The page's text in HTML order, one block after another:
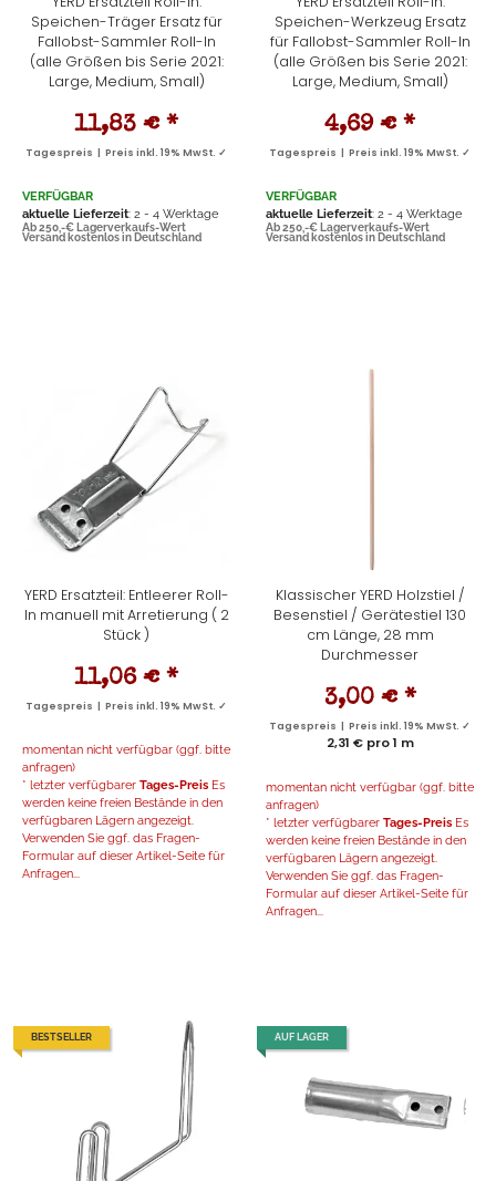
Speichen-Träger Ersatz für
Fallobst-Sammler Roll-In
(alle Größen bis Serie 2021:
Large, Medium, Small)
11,83 € *
Tagespreis | Preis inkl. 19% MwSt. ✓
VERFÜGBAR
aktuelle Lieferzeit: 2 - 4 Werktage
Ab 250,-€ Lagerverkaufs-Wert
Versand kostenlos in Deutschland
Speichen-Werkzeug Ersatz
für Fallobst-Sammler Roll-In
(alle Größen bis Serie 2021:
Large, Medium, Small)
4,69 € *
Tagespreis | Preis inkl. 19% MwSt. ✓
VERFÜGBAR
aktuelle Lieferzeit: 2 - 4 Werktage
Ab 250,-€ Lagerverkaufs-Wert
Versand kostenlos in Deutschland
YERD Ersatzteil: Entleerer Roll-
In manuell mit Arretierung ( 2
Stück )
11,06 € *
Tagespreis | Preis inkl. 19% MwSt. ✓
momentan nicht verfügbar (ggf. bitte
anfragen)
* letzter verfügbarer Tages-Preis Es
werden keine freien Bestände in den
verfügbaren Lägern angezeigt.
Verwenden Sie ggf. das Fragen-
Formular auf dieser Artikel-Seite für
Anfragen...
Klassischer YERD Holzstiel /
Besenstiel / Gerätestiel 130
cm Länge, 28 mm
Durchmesser
3,00 € *
Tagespreis | Preis inkl. 19% MwSt. ✓
2,31 € pro 1 m
momentan nicht verfügbar (ggf. bitte
anfragen)
* letzter verfügbarer Tages-Preis Es
werden keine freien Bestände in den
verfügbaren Lägern angezeigt.
Verwenden Sie ggf. das Fragen-
Formular auf dieser Artikel-Seite für
Anfragen...
BESTSELLER AUF LAGER